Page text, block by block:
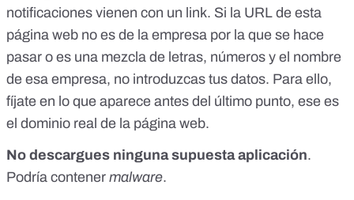
notificaciones vienen con un link. Si la URL de esta
página web no es de la empresa por la que se hace
pasar o es una mezcla de letras, números y el nombre
de esa empresa, no introduzcas tus datos. Para ello,
fíjate en lo que aparece antes del último punto, ese es
el dominio real de la página web.
No descargues ninguna supuesta aplicación.
Podría contener malware.